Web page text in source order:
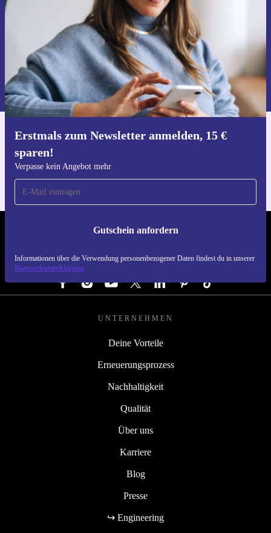
Erstmals zum Newsletter anmelden, 15 €
sparen!
Verpasse kein Angebot mehr
Gutschein anfordern
Informationen über die Verwendung personenbezogener Daten findest du in unserer
Datenschutzerklärung
Gutschein anfordern
Informationen über die Verwendung personenbezogener Daten findest
du in unserer
Datenschutzerklärung.
Hol dir die refurbed-App
REFURBED ÖSTERREICH - RETHINK NEW.
FOLGE UNS
UNTERNEHMEN
Deine Vorteile
Erneuerungsprozess
Nachhaltigkeit
Qualität
Über uns
Karriere
Blog
Presse
↪ Engineering